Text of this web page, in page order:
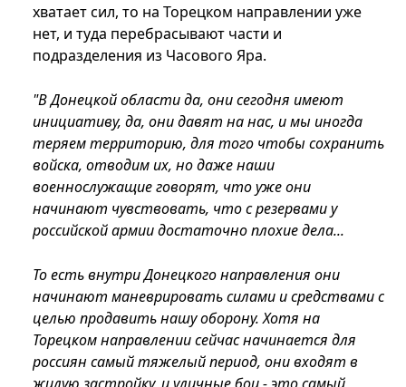
хватает сил, то на Торецком направлении уже
нет, и туда перебрасывают части и
подразделения из Часового Яра.
"В Донецкой области да, они сегодня имеют
инициативу, да, они давят на нас, и мы иногда
теряем территорию, для того чтобы сохранить
войска, отводим их, но даже наши
военнослужащие говорят, что уже они
начинают чувствовать, что с резервами у
российской армии достаточно плохие дела...
То есть внутри Донецкого направления они
начинают маневрировать силами и средствами с
целью продавить нашу оборону. Хотя на
Торецком направлении сейчас начинается для
россиян самый тяжелый период, они входят в